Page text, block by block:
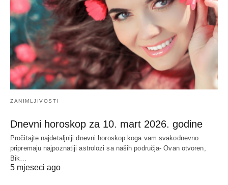
ZANIMLJIVOSTI
Dnevni horoskop za 10. mart 2026. godine
Pročitajte najdetaljniji dnevni horoskop koga vam svakodnevno
pripremaju najpoznatiji astrolozi sa naših područja- Ovan otvoren,
Bik…
5 mjeseci ago